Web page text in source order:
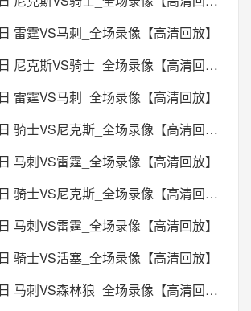
雷霆VS马刺_全场录像【高清回放】
2026年05月24日 尼克斯VS骑士_全场录像【高清回放】
雷霆VS马刺_全场录像【高清回放】
2026年05月22日 骑士VS尼克斯_全场录像【高清回放】
马刺VS雷霆_全场录像【高清回放】
2026年05月20日 骑士VS尼克斯_全场录像【高清回放】
马刺VS雷霆_全场录像【高清回放】
骑士VS活塞_全场录像【高清回放】
2026年05月16日 马刺VS森林狼_全场录像【高清回放】